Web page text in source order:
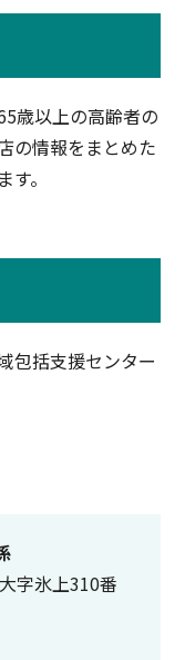
歳以上の高齢者の
の情報をまとめた
。
括支援センター
字氷上310番